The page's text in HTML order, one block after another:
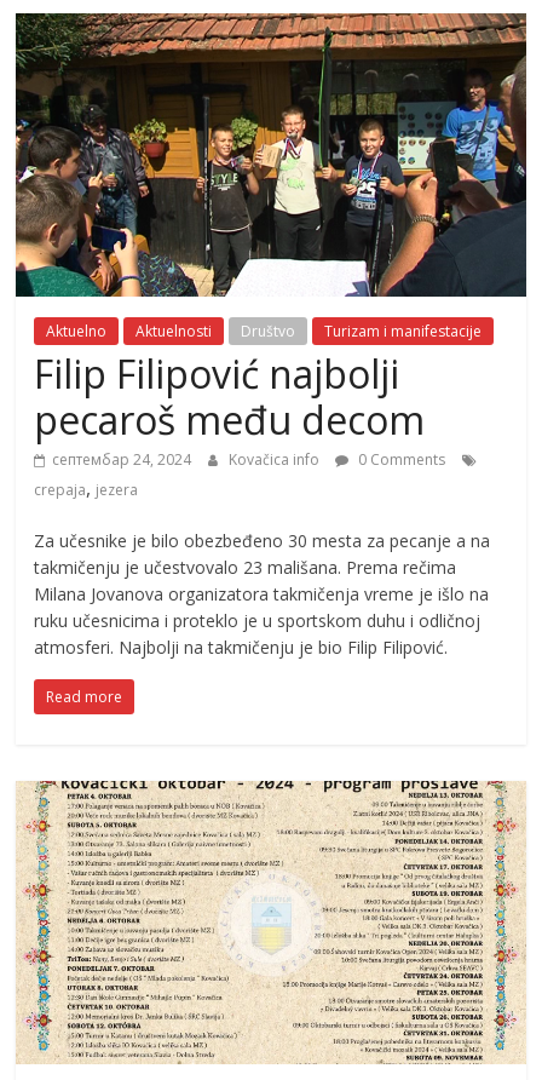
Aktuelno Aktuelnosti Društvo Turizam i manifestacije
Filip Filipović najbolji
pecaroš među decom
септембар 24, 2024 Kovačica info
0 Comments
crepaja, jezera
Za učesnike je bilo obezbeđeno 30 mesta za pecanje a na
takmičenju je učestvovalo 23 mališana. Prema rečima
Milana Jovanova organizatora takmičenja vreme je išlo na
ruku učesnicima i proteklo je u sportskom duhu i odličnoj
atmosferi. Najbolji na takmičenju je bio Filip Filipović.
Read more